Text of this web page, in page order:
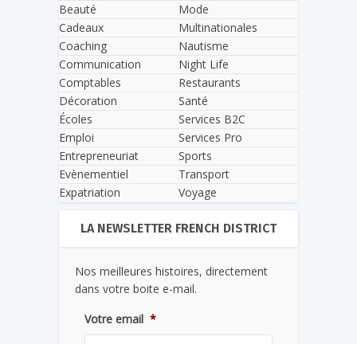
Beauté
Cadeaux
Coaching
Communication
Comptables
Décoration
Écoles
Emploi
Entrepreneuriat
Evènementiel
Expatriation
Mode
Multinationales
Nautisme
Night Life
Restaurants
Santé
Services B2C
Services Pro
Sports
Transport
Voyage
LA NEWSLETTER FRENCH DISTRICT
Nos meilleures histoires, directement
dans votre boite e-mail.
Votre email *